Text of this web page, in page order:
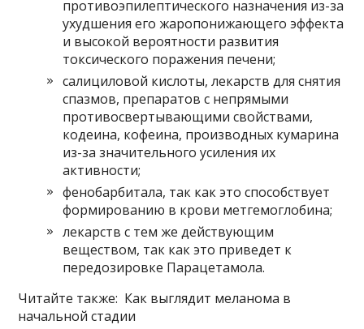
противоэпилептического назначения из-за
ухудшения его жаропонижающего эффекта
и высокой вероятности развития
токсического поражения печени;
салициловой кислоты, лекарств для снятия
спазмов, препаратов с непрямыми
противосвертывающими свойствами,
кодеина, кофеина, производных кумарина
из-за значительного усиления их
активности;
фенобарбитала, так как это способствует
формированию в крови метгемоглобина;
лекарств с тем же действующим
веществом, так как это приведет к
передозировке Парацетамола.
Читайте также: Как выглядит меланома в
начальной стадии